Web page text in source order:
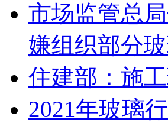
市场监管总
嫌组织部分
住建部：施
2021年玻璃